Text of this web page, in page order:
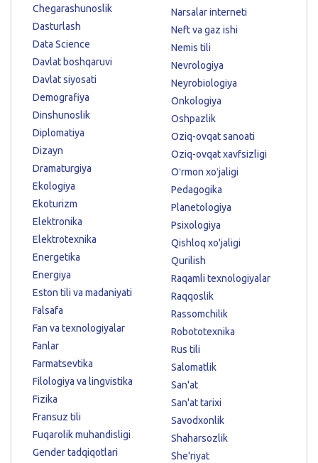
Chegarashunoslik
Dasturlash
Data Science
Davlat boshqaruvi
Davlat siyosati
Demografiya
Dinshunoslik
Diplomatiya
Dizayn
Dramaturgiya
Ekologiya
Ekoturizm
Elektronika
Elektrotexnika
Energetika
Energiya
Eston tili va madaniyati
Falsafa
Fan va texnologiyalar
Fanlar
Farmatsevtika
Filologiya va lingvistika
Fizika
Fransuz tili
Fuqarolik muhandisligi
Gender tadqiqotlari
Narsalar interneti
Neft va gaz ishi
Nemis tili
Nevrologiya
Neyrobiologiya
Onkologiya
Oshpazlik
Oziq-ovqat sanoati
Oziq-ovqat xavfsizligi
Oʻrmon xoʻjaligi
Pedagogika
Planetologiya
Psixologiya
Qishloq xo'jaligi
Qurilish
Raqamli texnologiyalar
Raqqoslik
Rassomchilik
Robototexnika
Rus tili
Salomatlik
San'at
San'at tarixi
Savodxonlik
Shaharsozlik
She'riyat